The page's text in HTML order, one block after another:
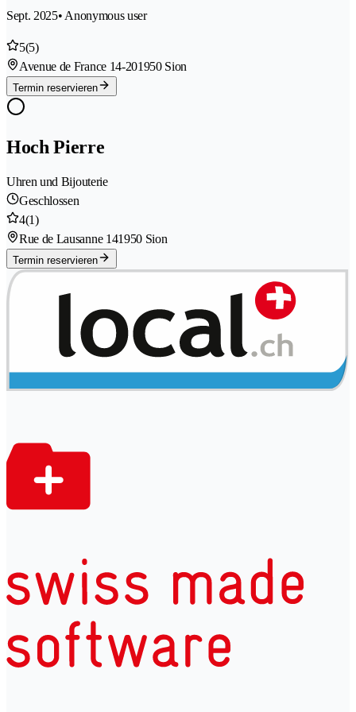
Sept. 2025• Anonymous user
5(5)
Avenue de France 14-201950 Sion
Termin reservieren
Hoch Pierre
Uhren und Bijouterie
Geschlossen
4(1)
Rue de Lausanne 141950 Sion
Termin reservieren